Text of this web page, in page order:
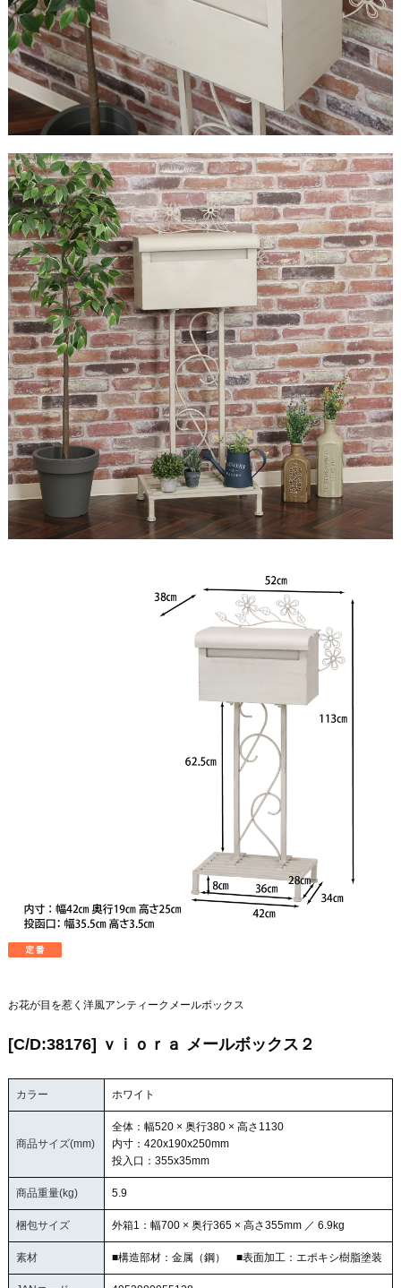
お花が目を惹く洋風アンティークメールボックス
[C/D:38176] ｖｉｏｒａ メールボックス２
カラー ホワイト
商品サイズ(mm)
全体：幅520 × 奥行380 × 高さ1130
内寸：420x190x250mm
投入口：355x35mm
商品重量(kg) 5.9
梱包サイズ 外箱1：幅700 × 奥行365 × 高さ355mm ／ 6.9kg
素材 ■構造部材：金属（鋼） ■表面加工：エポキシ樹脂塗装